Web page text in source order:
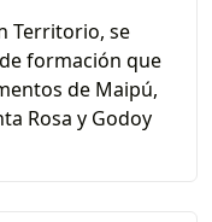
Territorio, se
formación que
de Maipú,
Rosa y Godoy